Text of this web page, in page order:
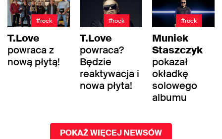
#rock
T.Love
powraca z
nową płytą!
#rock
T.Love
powraca?
Będzie
reaktywacja i
nowa płyta!
#rock
Muniek
Staszczyk
pokazał
okładkę
solowego
albumu
POKAŻ WIĘCEJ NEWSÓW